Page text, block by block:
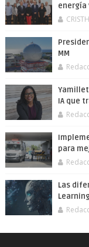
energía
MM
IA que
para
Las